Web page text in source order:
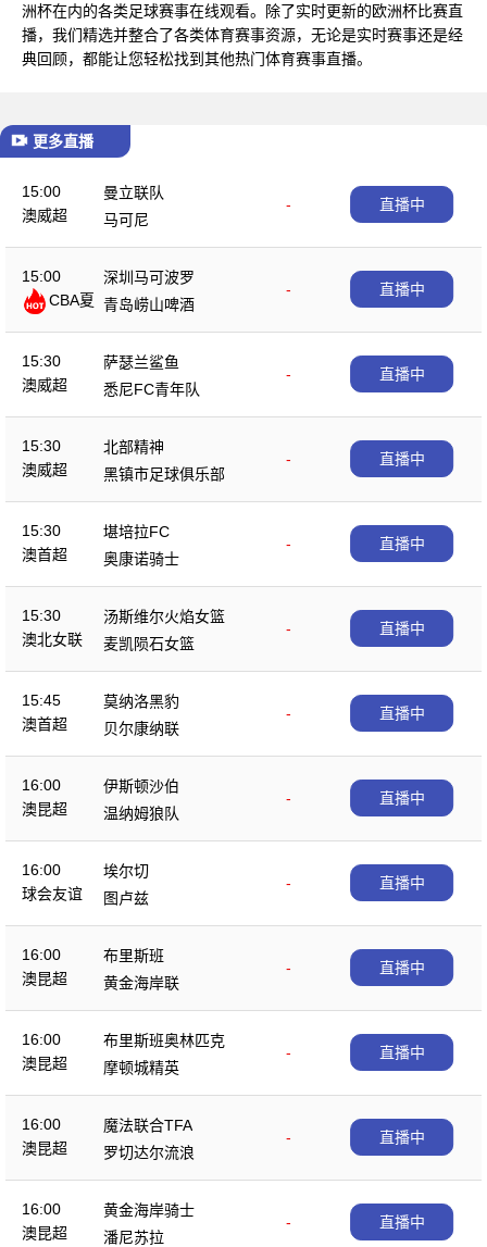
洲杯在内的各类足球赛事在线观看。除了实时更新的欧洲杯比赛直
播，我们精选并整合了各类体育赛事资源，无论是实时赛事还是经
典回顾，都能让您轻松找到其他热门体育赛事直播。
更多直播
15:00
澳威超
曼立联队
-
马可尼
直播中
15:00
CBA夏
深圳马可波罗
-
青岛崂山啤酒
直播中
15:30
澳威超
萨瑟兰鲨鱼
-
悉尼FC青年队
直播中
15:30
澳威超
北部精神
-
黑镇市足球俱乐部
直播中
15:30
澳首超
堪培拉FC
-
奥康诺骑士
直播中
15:30
澳北女联
汤斯维尔火焰女篮
-
麦凯陨石女篮
直播中
15:45
澳首超
莫纳洛黑豹
-
贝尔康纳联
直播中
16:00
澳昆超
伊斯顿沙伯
-
温纳姆狼队
直播中
16:00
球会友谊
埃尔切
-
图卢兹
直播中
16:00
澳昆超
布里斯班
-
黄金海岸联
直播中
16:00
澳昆超
布里斯班奥林匹克
-
摩顿城精英
直播中
16:00
澳昆超
魔法联合TFA
-
罗切达尔流浪
直播中
16:00
澳昆超
黄金海岸骑士
-
潘尼苏拉
直播中